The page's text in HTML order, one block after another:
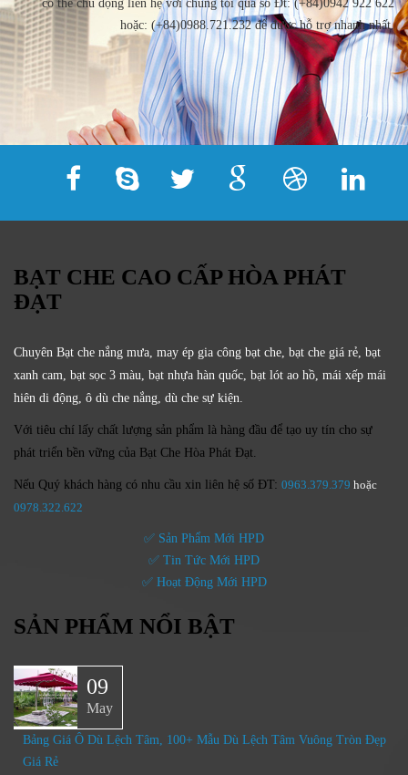
có thể chủ động liên hệ với chúng tôi qua số Đt: (+84)0942 922 622
hoặc: (+84)0988.721.232 để được hỗ trợ nhanh nhất.
BẠT CHE CAO CẤP HÒA PHÁT
ĐẠT
Chuyên Bạt che nắng mưa, may ép gia công bạt che, bạt che giá rẻ, bạt
xanh cam, bạt sọc 3 màu, bạt nhựa hàn quốc, bạt lót ao hồ, mái xếp mái
hiên di động, ô dù che nắng, dù che sự kiện.
Với tiêu chí lấy chất lượng sản phẩm là hàng đầu để tạo uy tín cho sự
phát triển bền vững của Bạt Che Hòa Phát Đạt.
Nếu Quý khách hàng có nhu cầu xin liên hệ số ĐT: 0963.379.379 hoặc
0978.322.622
✅ Sản Phẩm Mới HPD
✅ Tin Tức Mới HPD
✅ Hoạt Động Mới HPD
SẢN PHẨM NỔI BẬT
09
May
Bảng Giá Ô Dù Lệch Tâm, 100+ Mẫu Dù Lệch Tâm Vuông Tròn Đẹp
Giá Rẻ